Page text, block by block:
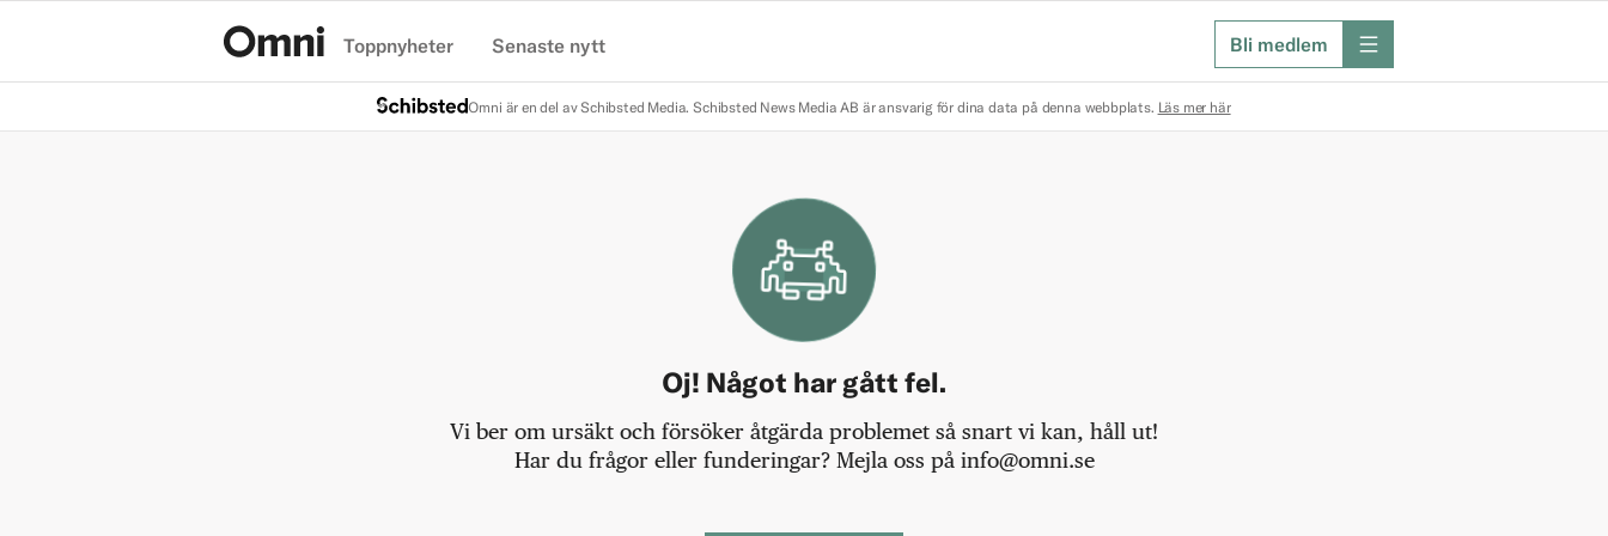
Toppnyheter Senaste nytt Bli medlem meny
Omni är en del av Schibsted Media. Schibsted News Media AB är ansvarig för dina data på denna webbplats. Läs mer här
Oj! Något har gått fel.
Vi ber om ursäkt och försöker åtgärda problemet så snart vi kan, håll ut!
Har du frågor eller funderingar? Mejla oss på info@omni.se